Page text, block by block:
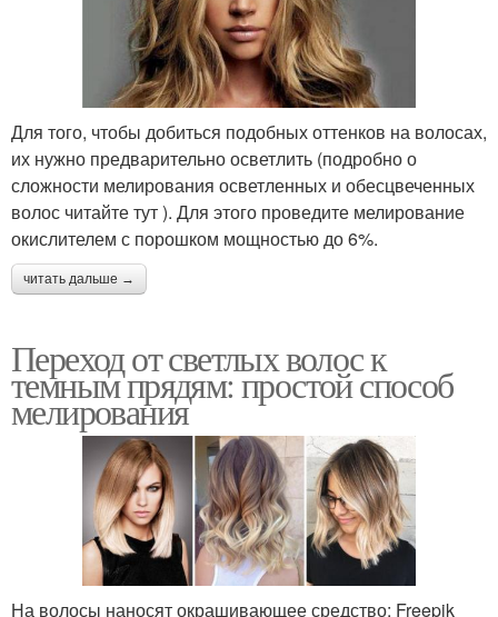
Для того, чтобы добиться подобных оттенков на волосах,
их нужно предварительно осветлить (подробно о
сложности мелирования осветленных и обесцвеченных
волос читайте тут ). Для этого проведите мелирование
окислителем с порошком мощностью до 6%.
читать дальше →
Переход от светлых волос к
темным прядям: простой способ
мелирования
На волосы наносят окрашивающее средство: Freepik